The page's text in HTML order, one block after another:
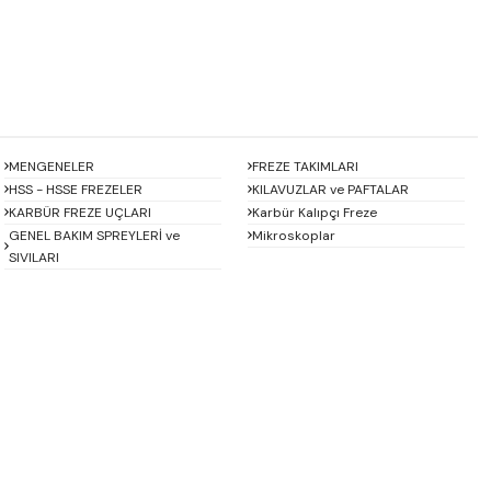
MENGENELER
FREZE TAKIMLARI
HSS - HSSE FREZELER
KILAVUZLAR ve PAFTALAR
KARBÜR FREZE UÇLARI
Karbür Kalıpçı Freze
GENEL BAKIM SPREYLERİ ve
SIVILARI
Mikroskoplar